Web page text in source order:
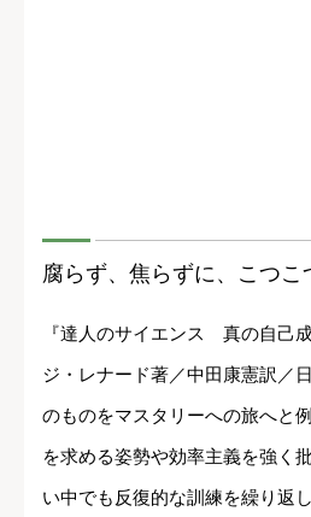
腐らず、焦らずに、こつこ
『達人のサイエンス 真の自己
ジ・レナード著／中田康憲訳／
のものをマスタリーへの旅へと
を求める姿勢や効率主義を強く
い中でも反復的な訓練を繰り返